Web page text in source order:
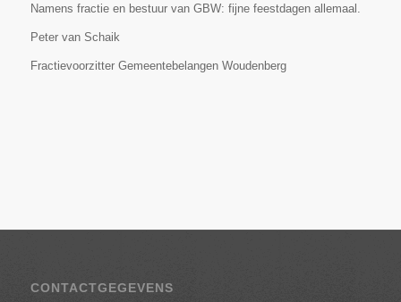
Namens fractie en bestuur van GBW: fijne feestdagen allemaal.
Peter van Schaik
Fractievoorzitter Gemeentebelangen Woudenberg
CONTACTGEGEVENS